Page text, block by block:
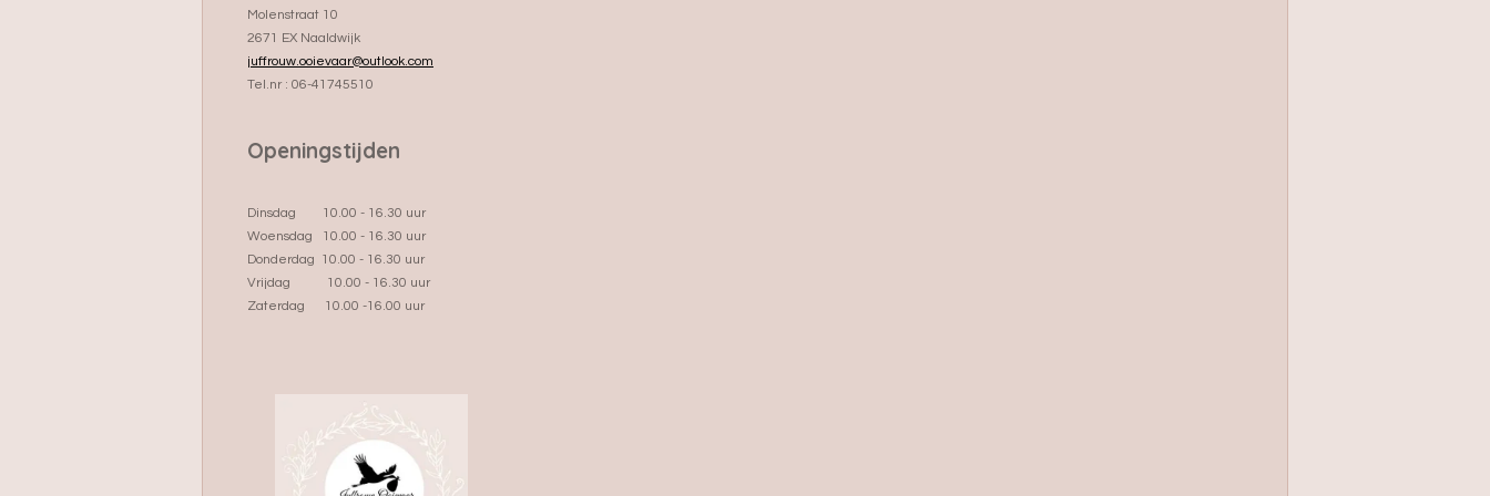
Molenstraat 10
2671 EX Naaldwijk
juffrouw.ooievaar@outlook.com
Tel.nr : 06-41745510
Openingstijden
Dinsdag 10.00 - 16.30 uur
Woensdag 10.00 - 16.30 uur
Donderdag 10.00 - 16.30 uur
Vrijdag 10.00 - 16.30 uur
Zaterdag 10.00 -16.00 uur